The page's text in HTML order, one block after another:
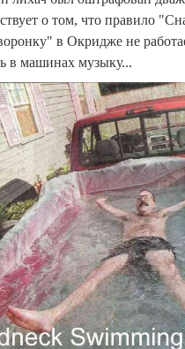
о том, что правило
в Окридже не
в машинах музыку...